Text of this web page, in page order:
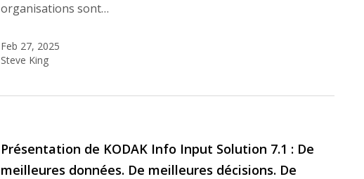
organisations sont…
Feb 27, 2025
Steve King
Présentation de KODAK Info Input Solution 7.1 : De
meilleures données. De meilleures décisions. De